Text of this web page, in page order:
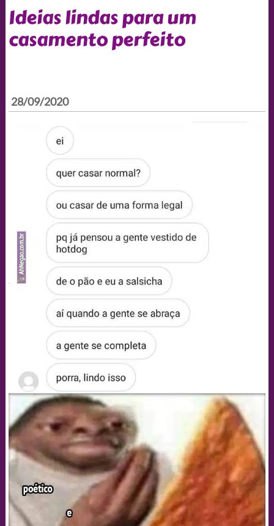
Ideias lindas para um
casamento perfeito
28/09/2020